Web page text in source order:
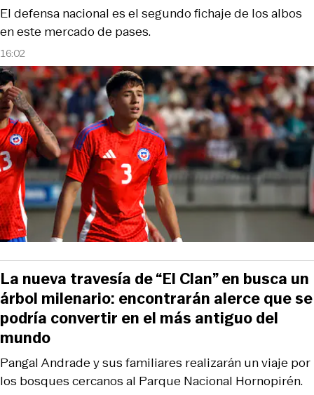
16:02
El defensa nacional es el segundo fichaje de los albos
en este mercado de pases.
Pangal Andrade y sus familiares realizarán un viaje por
los bosques cercanos al Parque Nacional Hornopirén.
La nueva travesía de “El Clan” en busca un
árbol milenario: encontrarán alerce que se
podría convertir en el más antiguo del
mundo